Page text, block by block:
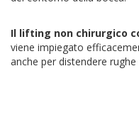
Il lifting non chirurgico
viene impiegato
anche per distendere